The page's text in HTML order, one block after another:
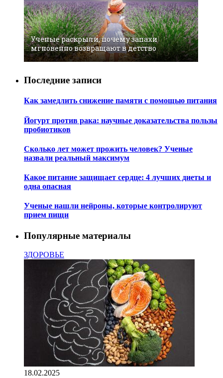
Ученые раскрыли, почему запахи
мгновенно возвращают в детство
Последние записи
Как замедлить снижение памяти с помощью питания
Йогурт против рака: научные доказательства пользы
пробиотиков
Сколько лет может прожить человек? Ученые
назвали реальный максимум
Какое питание защищает сердце: 4 лучших диеты и
одна опасная
Ученые нашли нейроны, которые контролируют
прием пищи
Популярные материалы
ЗДОРОВЬЕ
18.02.2025